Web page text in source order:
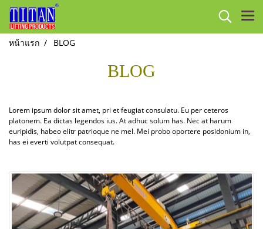
หน้าแรก BLOG
BLOG
Lorem ipsum dolor sit amet, pri et feugiat consulatu. Eu per ceteros
platonem. Ea dictas legendos ius. At adhuc solum has. Nec at harum
euripidis, habeo elitr patrioque ne mel. Mei probo oportere posidonium in,
has ei everti volutpat consequat.